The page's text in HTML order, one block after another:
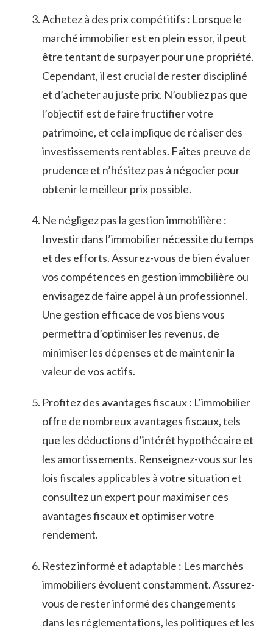
Achetez à ⁢des prix compétitifs :‌ Lorsque le
⁣marché immobilier est ‍en plein essor, il peut
être‌ tentant de‍ surpayer⁣ pour ‍une propriété.
Cependant, il est ⁣crucial de rester ⁣discipliné‍
et d’acheter ​au juste prix. ‌N’oubliez‍ pas ‍que
l’objectif⁣ est de faire fructifier votre
patrimoine, et cela implique de réaliser des
investissements rentables. Faites preuve de
prudence et n’hésitez pas‌ à négocier pour
obtenir le‌ meilleur prix possible.
Ne⁢ négligez pas⁤ la gestion ⁢immobilière ‍:
Investir dans l’immobilier nécessite du temps
et des​ efforts. Assurez-vous de bien évaluer
vos ⁢compétences⁣ en gestion immobilière ou
envisagez ‌de faire appel​ à un ‌professionnel.
Une gestion efficace de ​vos biens vous
permettra d’optimiser les revenus, de‌
minimiser les dépenses et de maintenir la
valeur de ⁢vos actifs.
Profitez ⁣des avantages fiscaux : ​L’immobilier
offre de⁣ nombreux ⁣avantages fiscaux, ‍tels
que les déductions d’intérêt hypothécaire et​
les amortissements. Renseignez-vous sur les
lois fiscales applicables à votre situation et‌
consultez⁢ un expert pour maximiser ces
avantages fiscaux et​ optimiser votre
rendement.
Restez ​informé et adaptable ⁤: Les ‌marchés
immobiliers évoluent​ constamment. Assurez-
vous de⁢ rester ⁣informé des changements
dans les⁢ réglementations,‌ les​ politiques et les⁤